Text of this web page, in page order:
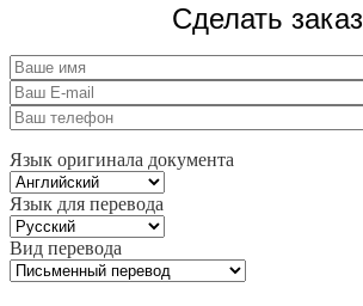
Сделать заказ
Язык оригинала документа
Язык для перевода
Вид перевода